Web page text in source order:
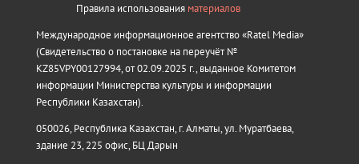
Правила использования материалов
Международное информационное агентство «Ratel Media»
(Свидетельство о постановке на переучёт №
KZ85VPY00127994, от 02.09.2025 г., выданное Комитетом
информации Министерства культуры и информации
Республики Казахстан).
050026, Республика Казахстан, г. Алматы, ул. Муратбаева,
здание 23, 225 офис, БЦ Дарын